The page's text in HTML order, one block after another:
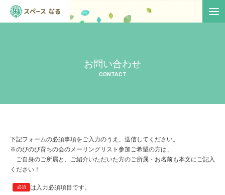
お問い合わせ
CONTACT
下記フォームの必須事項をご入力のうえ、送信してください。
※のびのび育ちの会のメーリングリスト参加ご希望の方は、
ご自身のご所属と、ご紹介いただいた方のご所属・お名前も本文にご記入
ください！
必須 は入力必須項目です。